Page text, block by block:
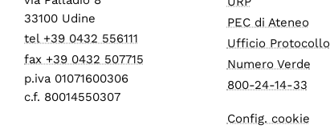
33100 Udine
tel +39 0432 556111
fax +39 0432 507715
p.iva 01071600306
c.f. 80014550307
PEC di Ateneo
Ufficio Protocollo
Numero Verde
800-24-14-33
Config. cookie